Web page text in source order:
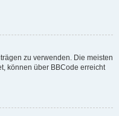
zu verwenden. Die meisten
können über BBCode erreicht